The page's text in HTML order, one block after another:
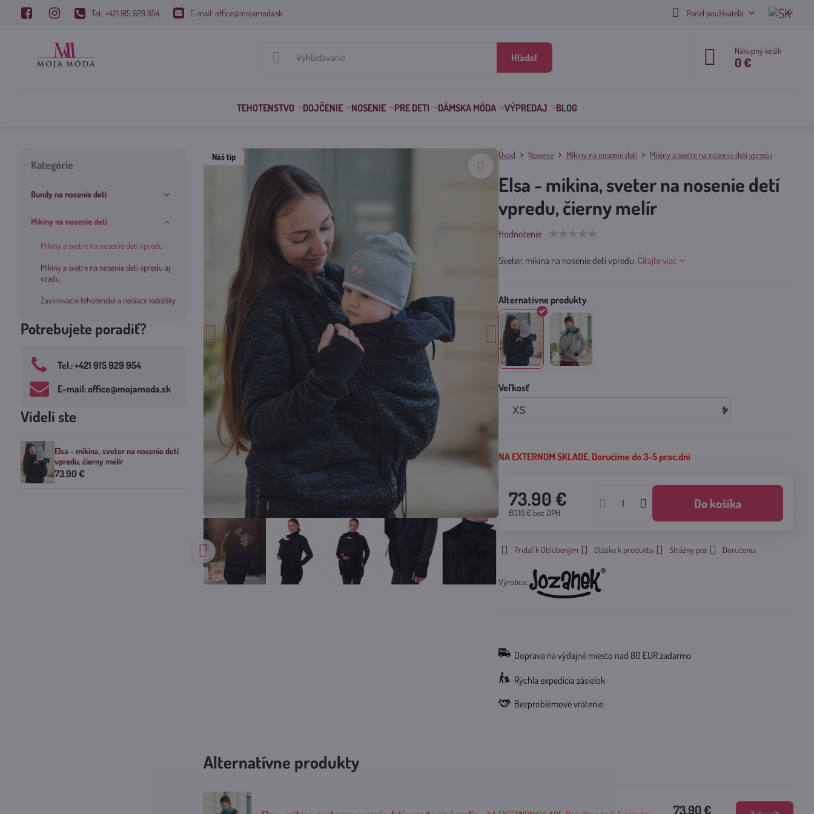
Tel.: +421 915 929 954 E-mail: office@mojamoda.sk Panel používateľa
Hľadať
Nákupný košík
0 €
TEHOTENSTVO DOJČENIE NOSENIE PRE DETI DÁMSKA MÓDA VÝPREDAJ BLOG
Náš tip Úvod Nosenie Mikiny na nosenie detí Mikiny a svetre na nosenie detí vpredu
Elsa - mikina, sveter na nosenie detí
vpredu, čierny melír
Hodnotenie
Sveter, mikina na nosenie detí vpredu. Čítajte viac
Veľkosť
NA EXTERNOM SKLADE, Doručíme do 3-5 prac.dní
73.90 €
60.10 € bez DPH
Do košíka
Pridať k Obľúbeným Otázka k produktu Strážny pes Doručenia
Výrobca:
Doprava na výdajné miesto nad 80 EUR zadarmo
Rýchla expedícia zásielok
Bezproblémové vrátenie
Alternatívne produkty
73.90 €
Kategórie
Bundy na nosenie detí
Mikiny na nosenie detí
Mikiny a svetre na nosenie detí vpredu
Mikiny a svetre na nosenie detí vpredu aj
vzadu
Zavinovacie tehotenské a nosiace kabátiky
Potrebujete poradiť?
Tel​.: +421 915 929 954
E-mail: office​@mojamoda​.sk
Videli ste
Elsa - mikina, sveter na nosenie detí
vpredu, čierny melír
73.90 €